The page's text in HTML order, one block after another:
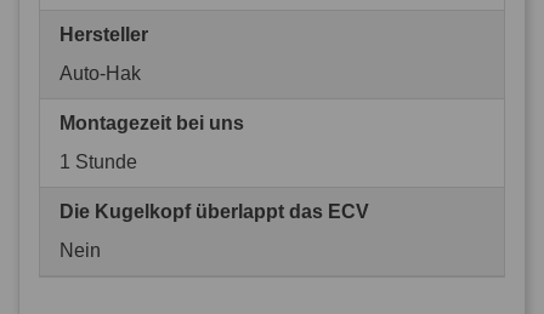
Hersteller
Auto-Hak
Montagezeit bei uns
1 Stunde
Die Kugelkopf überlappt das ECV
Nein